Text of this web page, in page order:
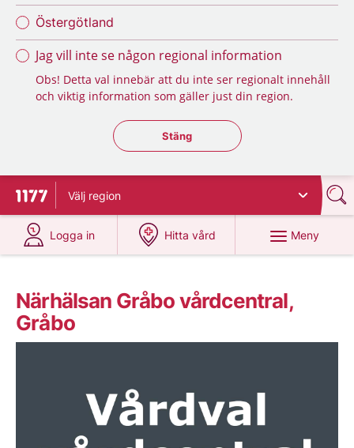
Östergötland
Jag vill inte se någon regional information
Obs! Detta val innebär att du inte ser regionalt innehåll
och viktig information som gäller just din region.
Stäng regionsväljaren
Stäng
Till startsidan för 1177
Välj region
Logga in
på 1177.se
Hitta vård
på 1177.se
Meny
Närhälsan Gråbo vårdcentral,
Gråbo